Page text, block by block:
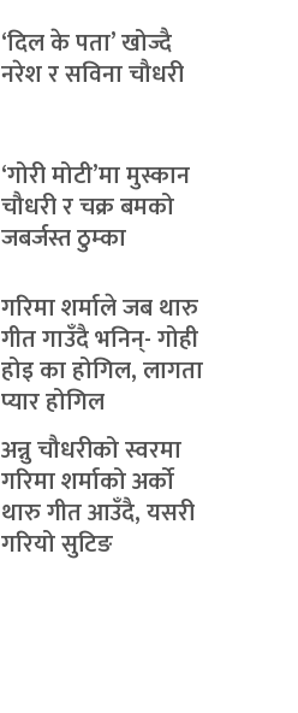
‘दिल के पता’ खोज्दै
नरेश र सविना चौधरी
‘गोरी मोटी’मा मुस्कान
चौधरी र चक्र बमको
जबर्जस्त ठुम्का
गरिमा शर्माले जब थारु
गीत गाउँदै भनिन्- गोही
होइ का होगिल, लागता
प्यार होगिल
अन्नु चौधरीको स्वरमा
गरिमा शर्माको अर्को
थारु गीत आउँदै, यसरी
गरियो सुटिङ